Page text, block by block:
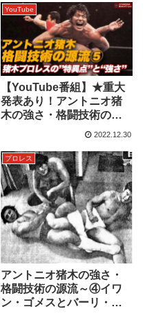
YouTube
【YouTube番組】★重大
発表あり！アントニオ猪
木の強さ・格闘技術の源
流⑤ 猪木プロレスの”特異
2022.12.30
プロレス
アントニオ猪木の強さ・
格闘技術の源流～④イワ
ン・ゴメスとバーリ・ト